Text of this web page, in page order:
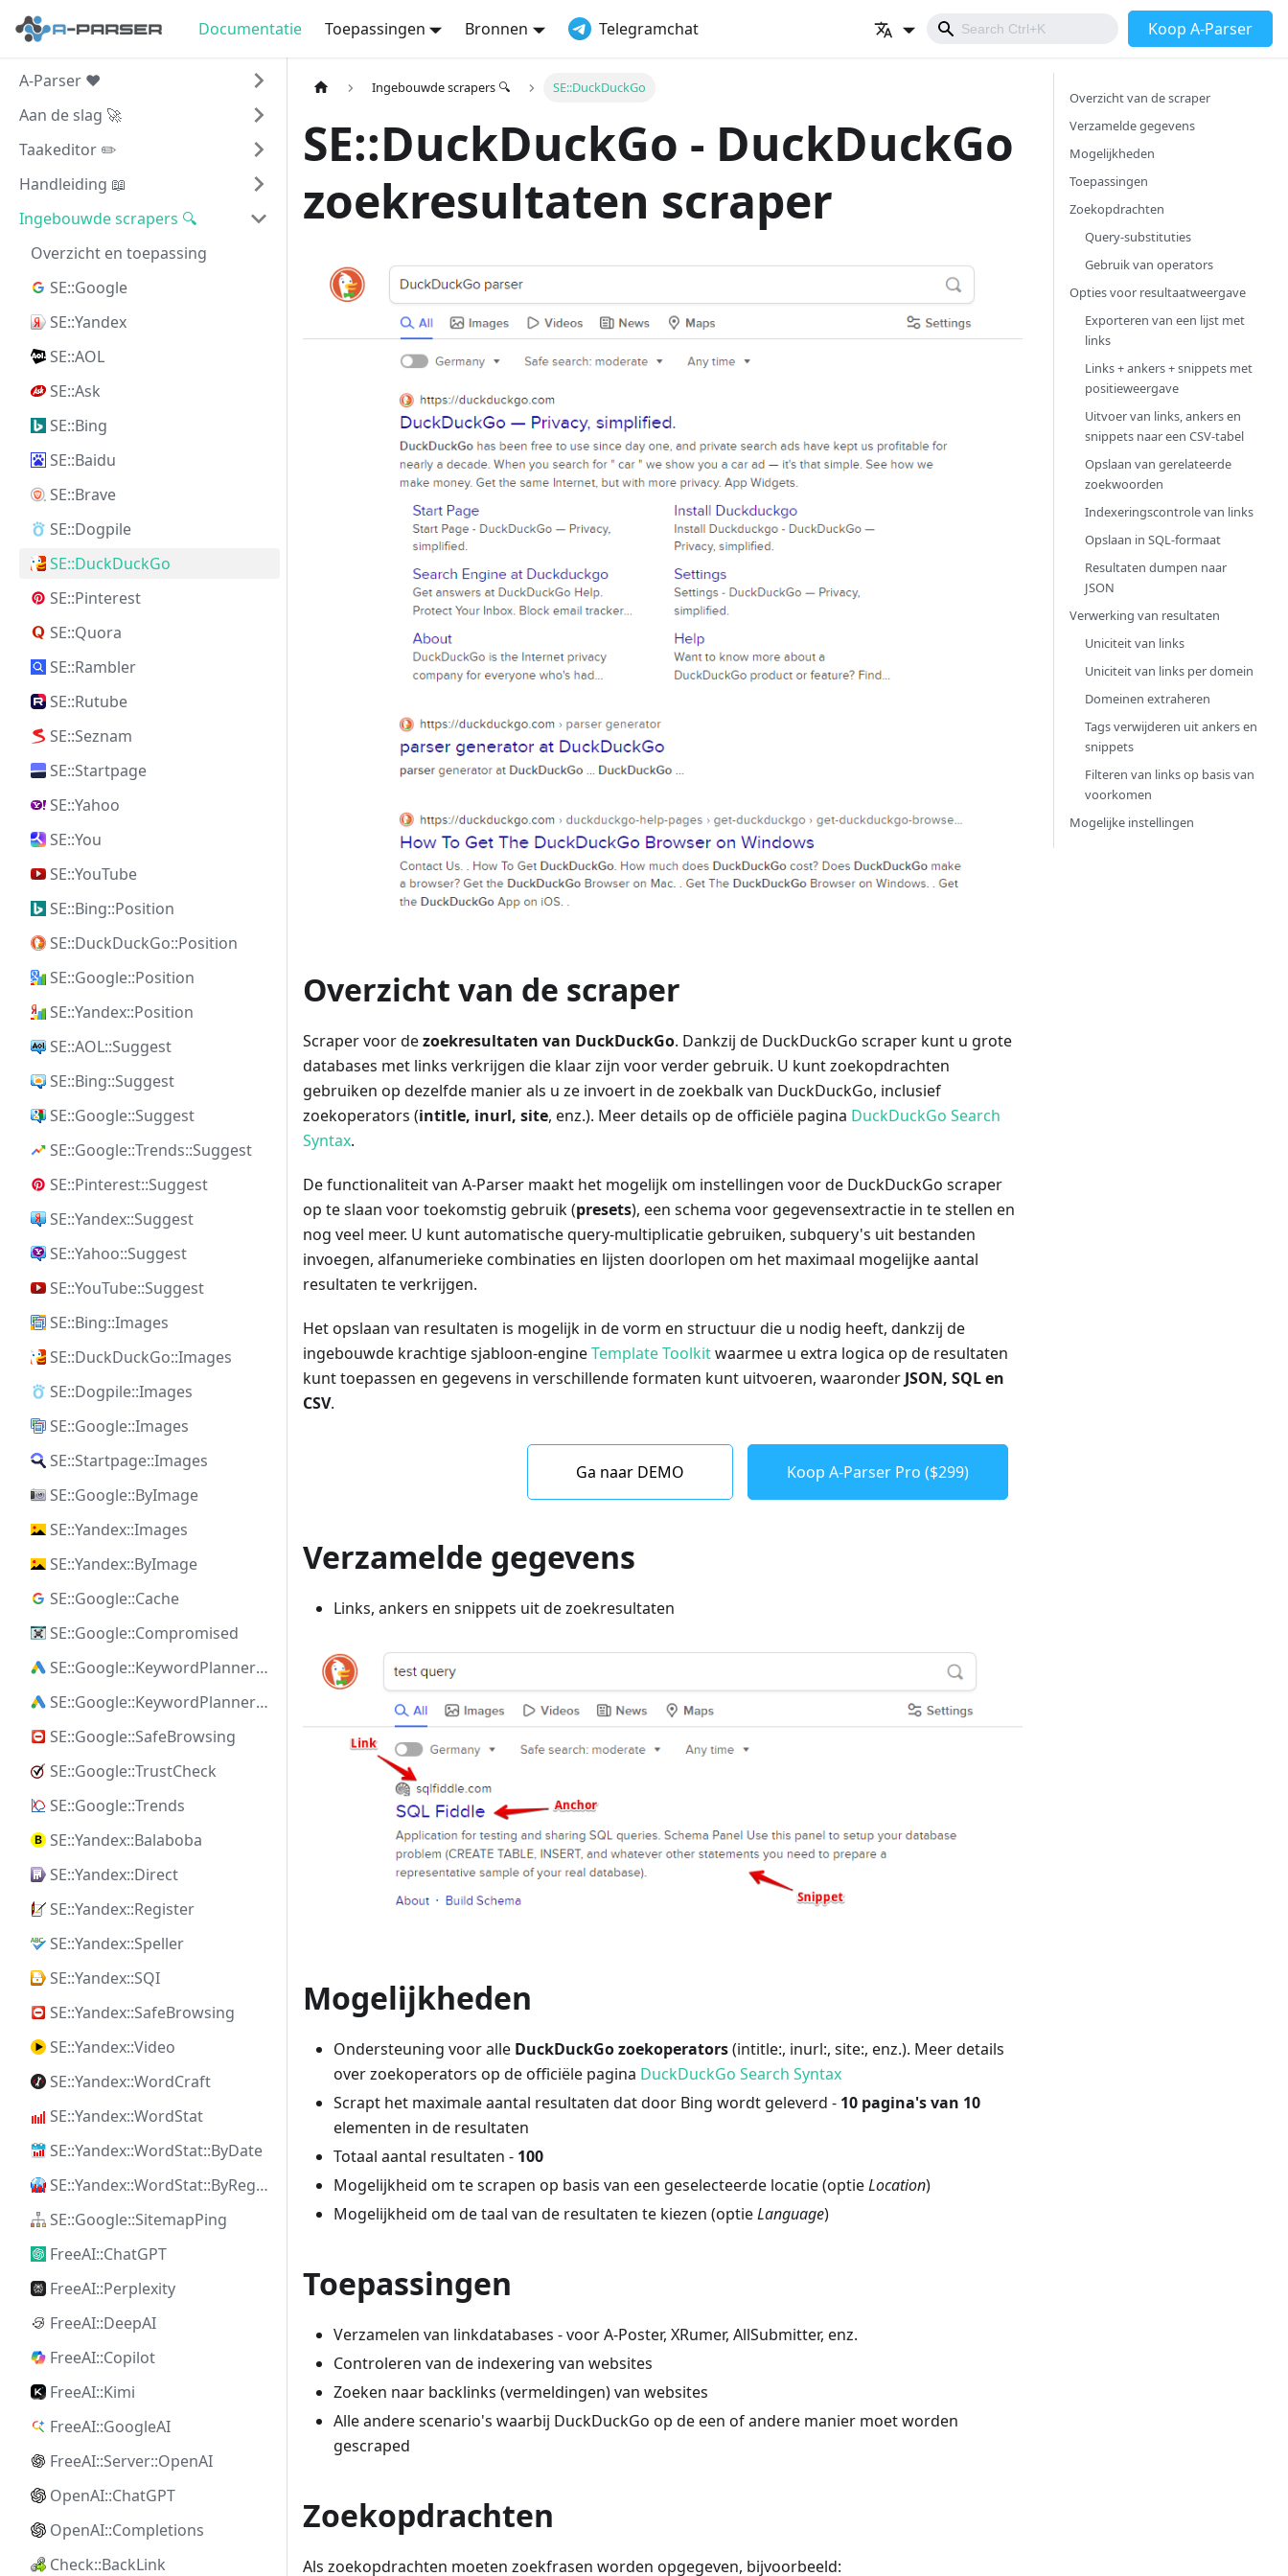
Documentatie Toepassingen Bronnen Telegramchat Koop A-Parser
A-Parser ❤️
Aan de slag 🚀
Taakeditor ✏️
Handleiding 📖
Ingebouwde scrapers 🔍
Overzicht en toepassing
SE::Google
SE::Yandex
SE::AOL
SE::Ask
SE::Bing
SE::Baidu
SE::Brave
SE::Dogpile
SE::DuckDuckGo
SE::Pinterest
SE::Quora
SE::Rambler
SE::Rutube
SE::Seznam
SE::Startpage
SE::Yahoo
SE::You
SE::YouTube
SE::Bing::Position
SE::DuckDuckGo::Position
SE::Google::Position
SE::Yandex::Position
SE::AOL::Suggest
SE::Bing::Suggest
SE::Google::Suggest
SE::Google::Trends::Suggest
SE::Pinterest::Suggest
SE::Yandex::Suggest
SE::Yahoo::Suggest
SE::YouTube::Suggest
SE::Bing::Images
SE::DuckDuckGo::Images
SE::Dogpile::Images
SE::Google::Images
SE::Startpage::Images
SE::Google::ByImage
SE::Yandex::Images
SE::Yandex::ByImage
SE::Google::Cache
SE::Google::Compromised
SE::Google::KeywordPlanner::Ideas
SE::Google::KeywordPlanner::SearchVolume
SE::Google::SafeBrowsing
SE::Google::TrustCheck
SE::Google::Trends
SE::Yandex::Balaboba
SE::Yandex::Direct
SE::Yandex::Register
SE::Yandex::Speller
SE::Yandex::SQI
SE::Yandex::SafeBrowsing
SE::Yandex::Video
SE::Yandex::WordCraft
SE::Yandex::WordStat
SE::Yandex::WordStat::ByDate
SE::Yandex::WordStat::ByRegion
SE::Google::SitemapPing
FreeAI::ChatGPT
FreeAI::Perplexity
FreeAI::DeepAI
FreeAI::Copilot
FreeAI::Kimi
FreeAI::GoogleAI
FreeAI::Server::OpenAI
OpenAI::ChatGPT
OpenAI::Completions
Check::BackLink
Ingebouwde scrapers 🔍 SE::DuckDuckGo
SE::DuckDuckGo - DuckDuckGo
zoekresultaten scraper
Overzicht van de scraper
Scraper voor dezoekresultaten van DuckDuckGo. Dankzij de DuckDuckGo scraper kunt u grote
databases met links verkrijgen die klaar zijn voor verder gebruik. U kunt zoekopdrachten
gebruiken op dezelfde manier als u ze invoert in de zoekbalk van DuckDuckGo, inclusief
zoekoperators (intitle, inurl, site, enz.). Meer details op de officiële pagina DuckDuckGo Search
Syntax.
De functionaliteit van A-Parser maakt het mogelijk om instellingen voor de DuckDuckGo scraper
op te slaan voor toekomstig gebruik (presets), een schema voor gegevensextractie in te stellen en
nog veel meer. U kunt automatische query-multiplicatie gebruiken, subquery's uit bestanden
invoegen, alfanumerieke combinaties en lijsten doorlopen om het maximaal mogelijke aantal
resultaten te verkrijgen.
Het opslaan van resultaten is mogelijk in de vorm en structuur die u nodig heeft, dankzij de
ingebouwde krachtige sjabloon-engineTemplate Toolkitwaarmee u extra logica op de resultaten
kunt toepassen en gegevens in verschillende formaten kunt uitvoeren, waaronder JSON, SQL en
CSV.
Ga naar DEMO Koop A-Parser Pro ($299)
Verzamelde gegevens
Links, ankers en snippets uit de zoekresultaten
Mogelijkheden
Ondersteuning voor alle DuckDuckGo zoekoperators(intitle:, inurl:, site:, enz.). Meer details
over zoekoperators op de officiële pagina DuckDuckGo Search Syntax
Scrapt het maximale aantal resultaten dat door Bing wordt geleverd - 10 pagina's van 10
elementen in de resultaten
Totaal aantal resultaten - 100
Mogelijkheid om te scrapen op basis van een geselecteerde locatie (optieLocation)
Mogelijkheid om de taal van de resultaten te kiezen (optieLanguage)
Toepassingen
Verzamelen van linkdatabases - voor A-Poster, XRumer, AllSubmitter, enz.
Controleren van de indexering van websites
Zoeken naar backlinks (vermeldingen) van websites
Alle andere scenario's waarbij DuckDuckGo op de een of andere manier moet worden
gescraped
Zoekopdrachten
Als zoekopdrachten moeten zoekfrasen worden opgegeven, bijvoorbeeld:
Overzicht van de scraper
Verzamelde gegevens
Mogelijkheden
Toepassingen
Zoekopdrachten
Query-substituties
Gebruik van operators
Opties voor resultaatweergave
Exporteren van een lijst met
links
Links + ankers + snippets met
positieweergave
Uitvoer van links, ankers en
snippets naar een CSV-tabel
Opslaan van gerelateerde
zoekwoorden
Indexeringscontrole van links
Opslaan in SQL-formaat
Resultaten dumpen naar
JSON
Verwerking van resultaten
Uniciteit van links
Uniciteit van links per domein
Domeinen extraheren
Tags verwijderen uit ankers en
snippets
Filteren van links op basis van
voorkomen
Mogelijke instellingen